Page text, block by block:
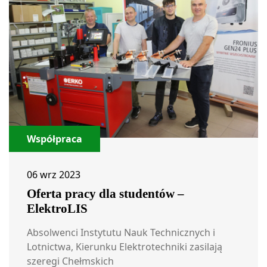
Współpraca
06 wrz 2023
Oferta pracy dla studentów –
ElektroLIS
Absolwenci Instytutu Nauk Technicznych i
Lotnictwa, Kierunku Elektrotechniki zasilają
szeregi Chełmskich